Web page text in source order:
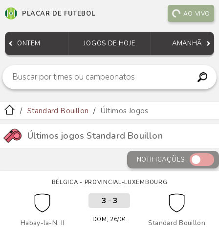
PLACAR DE FUTEBOL AO VIVO
ONTEM JOGOS DE HOJE AMANHÃ
Standard Bouillon Últimos Jogos
Últimos jogos Standard Bouillon
NOTIFICAÇÕES
BÉLGICA - PROVINCIAL-LUXEMBOURG
Habay-la-N. II Standard Bouillon
3 - 3
DOM, 26/04